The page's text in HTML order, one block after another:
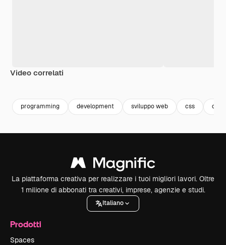
Video correlati
programming development sviluppo web css
La piattaforma creativa per realizzare i tuoi migliori lavori. Oltre
1 milione di abbonati tra creativi, imprese, agenzie e studi.
Italiano
Prodotti
Spaces